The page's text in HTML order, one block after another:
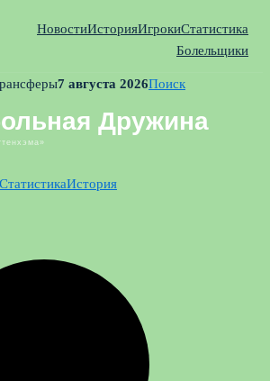
НовостиИсторияИгрокиСтатистика
Болельщики
7 августа 2026Поиск
СтатистикаИстория